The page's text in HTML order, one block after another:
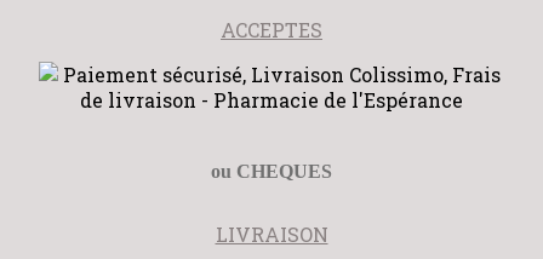
ACCEPTES
ou CHEQUES
LIVRAISON